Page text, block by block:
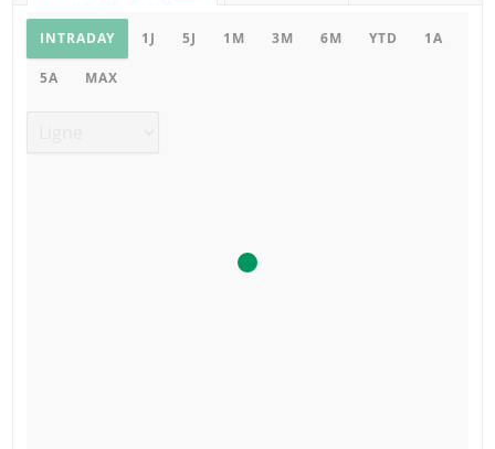
Graphique
INTRADAY 1J 5J 1M 3M 6M YTD 1A
5A MAX